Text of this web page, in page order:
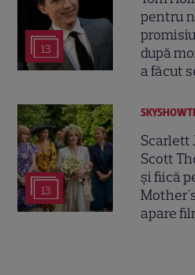
13
pentru
după
a făcut
13
Scarlett
Scott
și fiică
apare